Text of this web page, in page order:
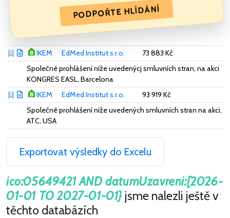
PODPOŘTE HLÍDÁNÍ
IKEM EdMed Institut s.r.o.
73 883 Kč
Společné prohlášení níže uvedenýcj smluvních stran, na akci
KONGRES EASL, Barcelona
IKEM
EdMed Institut s.r.o.
93 919 Kč
Společné prohlášení níže uvedených smluvních stran na akci,
ATC, USA
Exportovat výsledky do Excelu
ico:05649421 AND datumUzavreni:[2026-
01-01 TO 2027-01-01} jsme nalezli ještě v
těchto databázích